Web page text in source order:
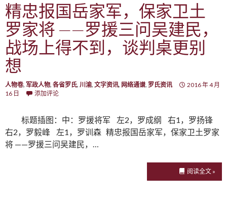
精忠报国岳家军，保家卫土
罗家将 ——罗援三问吴建民，
战场上得不到，谈判桌更别
想
人物卷, 军政人物, 各省罗氏, 川渝, 文字资讯, 网络通谱, 罗氏资讯
2016 年 4 月
16 日
添加评论
标题插图：中：罗援将军 左2，罗成纲 右1，罗扬锋
右2，罗毅峰 左1，罗训森 精忠报国岳家军，保家卫土罗家
将 ——罗援三问吴建民，…
阅读全文 »